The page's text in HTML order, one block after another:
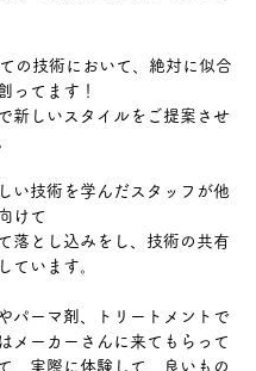
の技術において、絶対に似合
ってます！
新しいスタイルをご提案させ
い技術を学んだスタッフが他
けて
落とし込みをし、技術の共有
ています。
パーマ剤、トリートメントで
メーカーさんに来てもらって
、実際に体験して、良いもの